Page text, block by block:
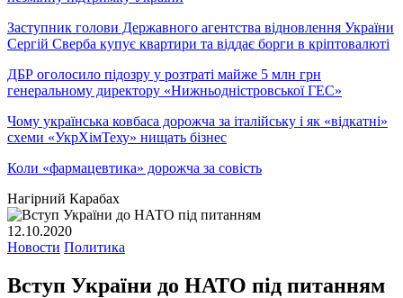
Заступник голови Державного агентства відновлення України
Сергій Сверба купує квартири та віддає борги в кріптовалюті
ДБР оголосило підозру у розтраті майже 5 млн грн
генеральному директору «Нижньодністровської ГЕС»
Чому українська ковбаса дорожча за італійську і як «відкатні»
схеми «УкрХімТеху» нищать бізнес
Коли «фармацевтика» дорожча за совість
Нагірний Карабах
12.10.2020
Новости Политика
Вступ України до НАТО під питанням